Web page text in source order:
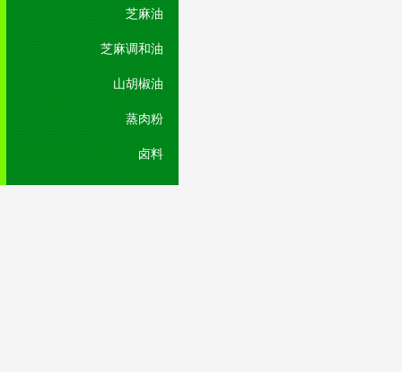
芝麻油
芝麻调和油
山胡椒油
蒸肉粉
卤料